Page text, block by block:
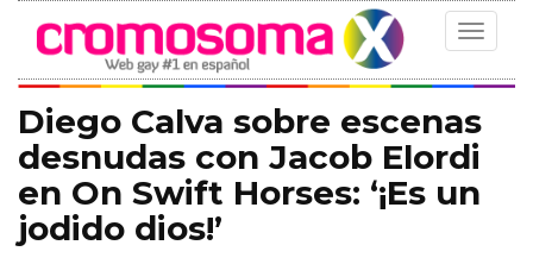
Toggle
Diego Calva sobre escenas
desnudas con Jacob Elordi
en On Swift Horses: ‘¡Es un
jodido dios!’